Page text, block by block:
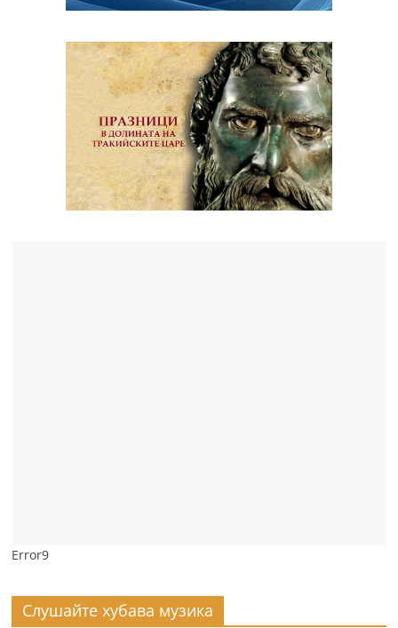
Error9
Слушайте хубава музика